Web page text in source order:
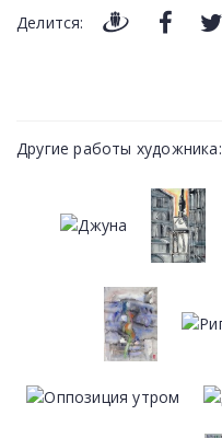
Делится:
Другие работы художника: